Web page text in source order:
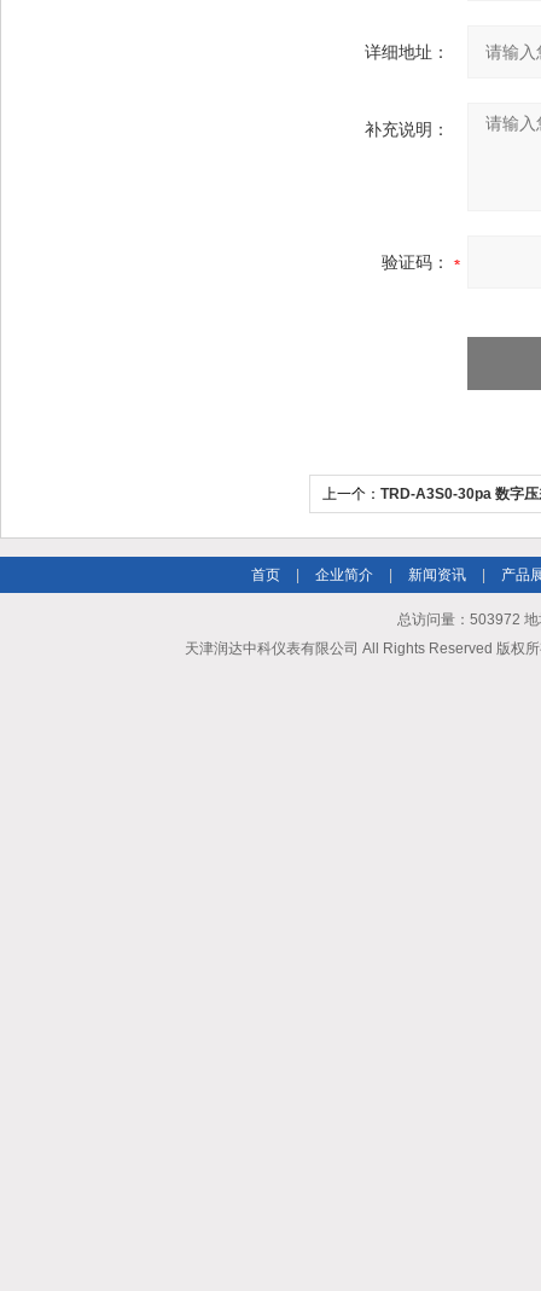
详细地址：
补充说明：
验证码：
上一个： TRD-A3S0-30pa 数字压
首页 企业简介 新闻资讯 产品
总访问量：503972
天津润达中科仪表有限公司 All Rights Reserved 版权